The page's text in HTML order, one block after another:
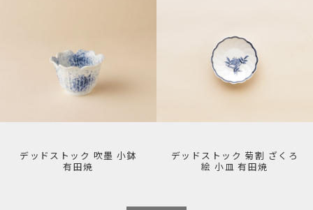
デッドストック 吹墨 小鉢
有田焼
デッドストック 菊割 ざくろ
絵 小皿 有田焼